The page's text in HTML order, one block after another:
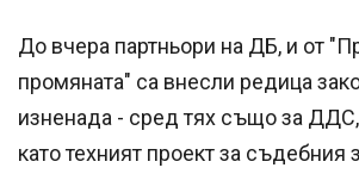
До вчера партньори на ДБ, и от
промяната" са внесли редица
изненада - сред тях също за
като техният проект за съдебния